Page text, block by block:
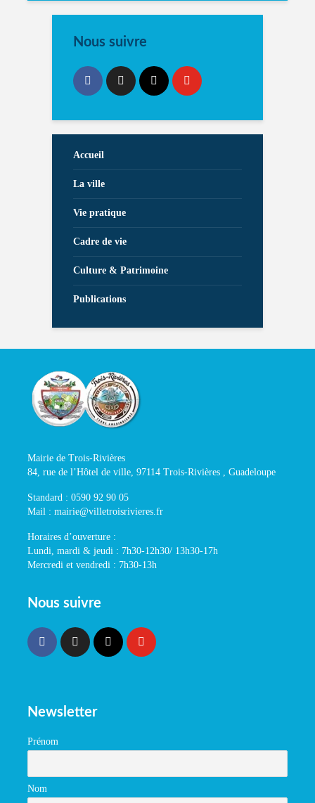
Nous suivre
Accueil
La ville
Vie pratique
Cadre de vie
Culture & Patrimoine
Publications
Mairie de Trois-Rivières
84, rue de l’Hôtel de ville, 97114 Trois-Rivières , Guadeloupe
Standard : 0590 92 90 05
Mail : mairie@villetroisrivieres.fr
Horaires d’ouverture :
Lundi, mardi & jeudi : 7h30-12h30/ 13h30-17h
Mercredi et vendredi : 7h30-13h
Nous suivre
Newsletter
Prénom
Nom